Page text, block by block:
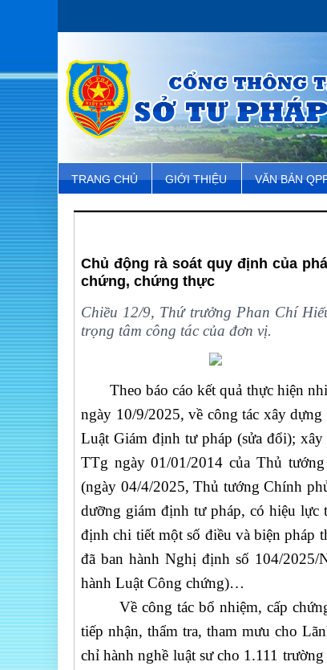
TRANG CHỦ GIỚI THIỆU VĂN BẢN
Chủ động rà soát quy định của
chứng, chứng thực
Chiều 12/9, Thứ trưởng Phan Chí
trọng tâm công tác của đơn vị.
Theo báo cáo kết quả thực hiện
ngày 10/9/2025, về công tác xây
Luật Giám định tư pháp (sửa đổi);
TTg ngày 01/01/2014 của Thủ
(ngày 04/4/2025, Thủ tướng Chính
dưỡng giám định tư pháp, có hiệu
định chi tiết một số điều và biện pháp
đã ban hành Nghị định số 104/
hành Luật Công chứng)…
Về công tác bổ nhiệm, cấp chứng
tiếp nhận, thẩm tra, tham mưu cho
chỉ hành nghề luật sư cho 1.111